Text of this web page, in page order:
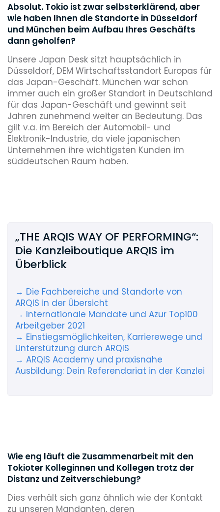
Absolut. Tokio ist zwar selbsterklärend, aber
wie haben Ihnen die Standorte in Düsseldorf
und München beim Aufbau Ihres Geschäfts
dann geholfen?
Unsere Japan Desk sitzt hauptsächlich in
Düsseldorf, DEM Wirtschaftsstandort Europas für
das Japan-Geschäft. München war schon
immer auch ein großer Standort in Deutschland
für das Japan-Geschäft und gewinnt seit
Jahren zunehmend weiter an Bedeutung. Das
gilt v.a. im Bereich der Automobil- und
Elektronik-Industrie, da viele japanischen
Unternehmen ihre wichtigsten Kunden im
süddeutschen Raum haben.
„THE ARQIS WAY OF PERFORMING“:
Die Kanzleiboutique ARQIS im
Überblick
→ Die Fachbereiche und Standorte von
ARQIS in der Übersicht
→ Internationale Mandate und Azur Top100
Arbeitgeber 2021
→ Einstiegsmöglichkeiten, Karrierewege und
Unterstützung durch ARQIS
→ ARQIS Academy und praxisnahe
Ausbildung: Dein Referendariat in der Kanzlei
Wie eng läuft die Zusammenarbeit mit den
Tokioter Kolleginnen und Kollegen trotz der
Distanz und Zeitverschiebung?
Dies verhält sich ganz ähnlich wie der Kontakt
zu unseren Mandanten, deren